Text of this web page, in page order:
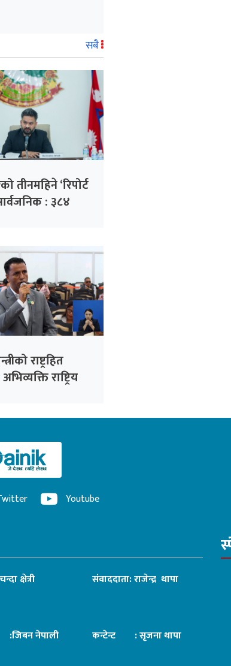
सबै
तीनमहिने ‘रिपोर्ट
: ३८४
राष्ट्रहित
राष्ट्रिय
Youtube
क्षेत्री संवाददाता: राजेन्द्र थापा
नेपाली कन्टेन्ट : सृजना थापा